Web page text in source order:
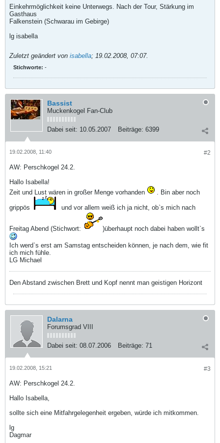
Einkehrmöglichkeit keine Unterwegs. Nach der Tour, Stärkung im
Gasthaus
Falkenstein (Schwarau im Gebirge)
lg isabella
Zuletzt geändert von isabella; 19.02.2008, 07:07.
Stichworte: -
Bassist
Muckenkogel Fan-Club
Dabei seit: 10.05.2007 Beiträge: 6399
#2
19.02.2008, 11:40
AW: Perschkogel 24.2.
Hallo Isabella!
Zeit und Lust wären in großer Menge vorhanden
. Bin aber noch
grippös und vor allem weiß ich ja nicht, ob`s mich nach
Freitag Abend (Stichwort: )überhaupt noch dabei haben wollt`s
Ich werd`s erst am Samstag entscheiden können, je nach dem, wie fit
ich mich fühle.
LG Michael
Den Abstand zwischen Brett und Kopf nennt man geistigen Horizont
Dalarna
Forumsgrad VIII
Dabei seit: 08.07.2006 Beiträge: 71
#3
19.02.2008, 15:21
AW: Perschkogel 24.2.
Hallo Isabella,
sollte sich eine Mitfahrgelegenheit ergeben, würde ich mitkommen.
lg
Dagmar